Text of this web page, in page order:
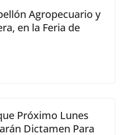
Agropecuario y
en la Feria de
Próximo Lunes
Dictamen Para